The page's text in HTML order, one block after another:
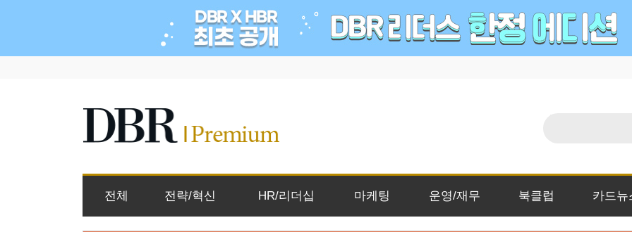
전체 전략/혁신 HR/리더십 마케팅 운영/재무 북클럽 카드뉴